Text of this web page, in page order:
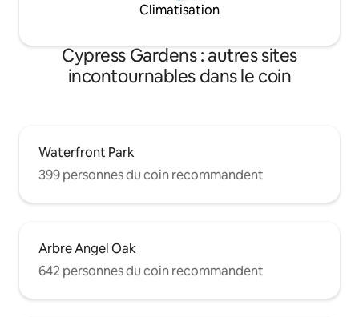
Climatisation
Cypress Gardens : autres sites
incontournables dans le coin
Waterfront Park
399 personnes du coin recommandent
Arbre Angel Oak
642 personnes du coin recommandent